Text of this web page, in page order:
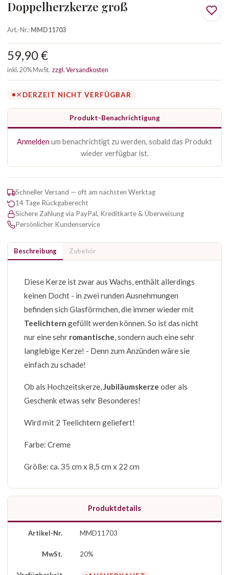
Doppelherzkerze groß
Art.-Nr.:MMD11703
59,90 €
inkl. 20% MwSt. zzgl. Versandkosten
DERZEIT NICHT VERFÜGBAR
Produkt-Benachrichtigung
Anmelden um benachrichtigt zu werden, sobald das Produkt
wieder verfügbar ist.
Schneller Versand — oft am nächsten Werktag
14 Tage Rückgaberecht
Sichere Zahlung via PayPal, Kreditkarte & Überweisung
Persönlicher Kundenservice
Beschreibung Zubehör
Diese Kerze ist zwar aus Wachs, enthält allerdings
keinen Docht - in zwei runden Ausnehmungen
befinden sich Glasförmchen, die immer wieder mit
Teelichtern gefüllt werden können. So ist das nicht
nur eine sehr romantische, sondern auch eine sehr
langlebige Kerze! - Denn zum Anzünden wäre sie
einfach zu schade!
Ob als Hochzeitskerze,Jubiläumskerze oder als
Geschenk etwas sehr Besonderes!
Wird mit 2 Teelichtern geliefert!
Farbe: Creme
Größe: ca. 35 cm x 8,5 cm x 22 cm
Produktdetails
Artikel-Nr. MMD11703
MwSt. 20%